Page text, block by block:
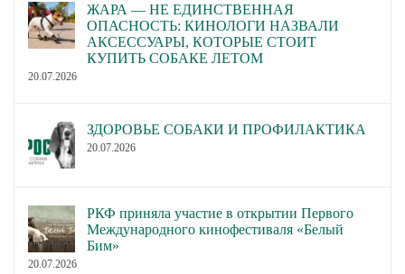
ЖАРА — НЕ ЕДИНСТВЕННАЯ
ОПАСНОСТЬ: КИНОЛОГИ НАЗВАЛИ
АКСЕССУАРЫ, КОТОРЫЕ СТОИТ
КУПИТЬ СОБАКЕ ЛЕТОМ
20.07.2026
ЗДОРОВЬЕ СОБАКИ И ПРОФИЛАКТИКА
20.07.2026
РКФ приняла участие в открытии Первого
Международного кинофестиваля «Белый
Бим»
20.07.2026